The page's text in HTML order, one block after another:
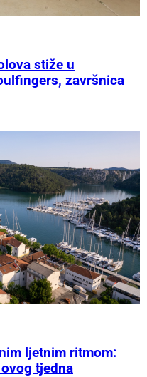
stiže u
završnica
ljetnim ritmom:
tjedna